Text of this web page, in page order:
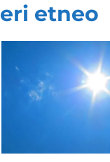
etneo